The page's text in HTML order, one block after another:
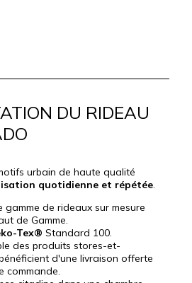
DU RIDEAU
urbain de haute qualité
quotidienne et répétée.
gamme de rideaux sur mesure
de Gamme.
Tex® Standard 100.
des produits stores-et-
d'une livraison offerte
commande.